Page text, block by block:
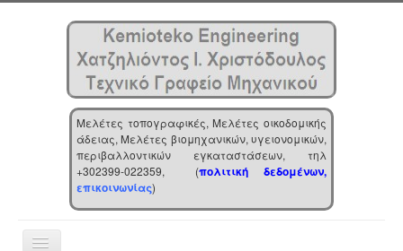
Μελέτες τοπογραφικές, Μελέτες οικοδομικής
άδειας, Μελέτες βιομηχανικών, υγειονομικών,
περιβαλλοντικών εγκαταστάσεων, τηλ
+302399-022359, (πολιτική δεδομένων,
επικοινωνίας)
Toggle